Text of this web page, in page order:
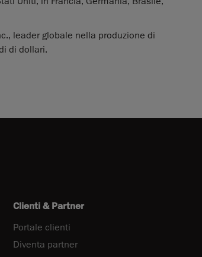
leader globale nella produzione di
di dollari.
Clienti & Partner
Portale clienti
Diventa partner